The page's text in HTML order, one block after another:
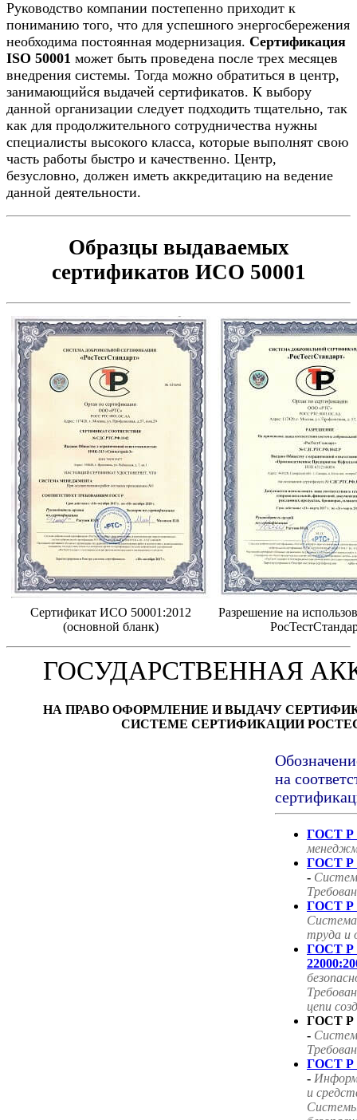
Руководство компании постепенно приходит к
пониманию того, что для успешного энергосбережения
необходима постоянная модернизация. Сертификация
ISO 50001 может быть проведена после трех месяцев
внедрения системы. Тогда можно обратиться в центр,
занимающийся выдачей сертификатов. К выбору
данной организации следует подходить тщательно, так
как для продолжительного сотрудничества нужны
специалисты высокого класса, которые выполнят свою
часть работы быстро и качественно. Центр,
безусловно, должен иметь аккредитацию на ведение
данной деятельности.
Образцы выдаваемых
сертификатов ИСО 50001
Сертификат ИСО 50001:2012
(основной бланк)
Разрешение на
ГОСУДАРСТВЕННАЯ
НА ПРАВО ОФОРМЛЕНИЕ И ВЫДАЧУ
СИСТЕМЕ СЕРТИФИКАЦИИ
на
ГОСТ Р
ГОСТ Р
-
ГОСТ Р
труда и
ГОСТ
цепи
ГОСТ Р
-
ГОСТ Р
-
и